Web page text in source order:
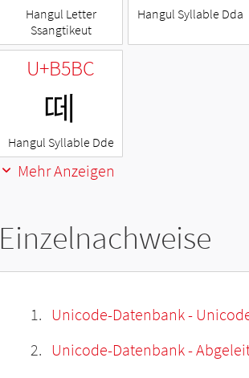
Hangul Letter
Ssangtikeut
Hangul Syllable Dda
U+B5BC
떼
Hangul Syllable Dde
Mehr Anzeigen
Einzelnachweise
Unicode-Datenbank -
Unicode-Datenbank -